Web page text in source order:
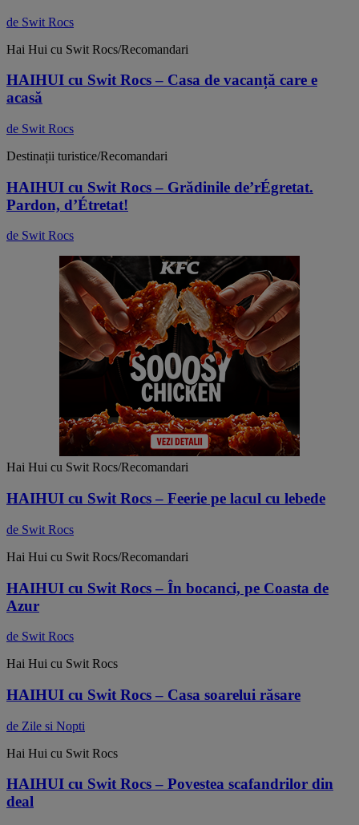
de Swit Rocs
Hai Hui cu Swit Rocs/Recomandari
HAIHUI cu Swit Rocs – Casa de vacanță care e
acasă
de Swit Rocs
Destinații turistice/Recomandari
HAIHUI cu Swit Rocs – Grădinile de’rÉgretat.
Pardon, d’Étretat!
de Swit Rocs
Hai Hui cu Swit Rocs/Recomandari
HAIHUI cu Swit Rocs – Feerie pe lacul cu lebede
de Swit Rocs
Hai Hui cu Swit Rocs/Recomandari
HAIHUI cu Swit Rocs – În bocanci, pe Coasta de
Azur
de Swit Rocs
Hai Hui cu Swit Rocs
HAIHUI cu Swit Rocs – Casa soarelui răsare
de Zile si Nopti
Hai Hui cu Swit Rocs
HAIHUI cu Swit Rocs – Povestea scafandrilor din
deal